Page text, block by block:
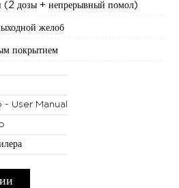
(2 дозы + непрерывный помол)
желоб
покрытием
User Manual